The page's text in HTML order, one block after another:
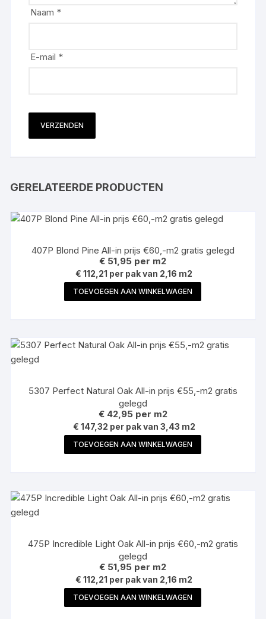
Naam *
E-mail *
GERELATEERDE PRODUCTEN
407P Blond Pine All-in prijs €60,-m2 gratis gelegd
€ 51,95 per m2
€ 112,21 per pak van 2,16 m2
TOEVOEGEN AAN WINKELWAGEN
5307 Perfect Natural Oak All-in prijs €55,-m2 gratis
gelegd
€42,95per m2
€ 147,32 per pak van 3,43 m2
TOEVOEGEN AAN WINKELWAGEN
475P Incredible Light Oak All-in prijs €60,-m2 gratis
gelegd
€ 51,95 per m2
€ 112,21 per pak van 2,16 m2
TOEVOEGEN AAN WINKELWAGEN